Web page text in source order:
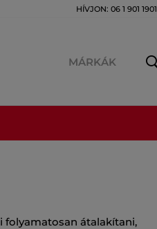
HÍVJON: 06 1 901 1901
MÁRKÁK
folyamatosan átalakítani,